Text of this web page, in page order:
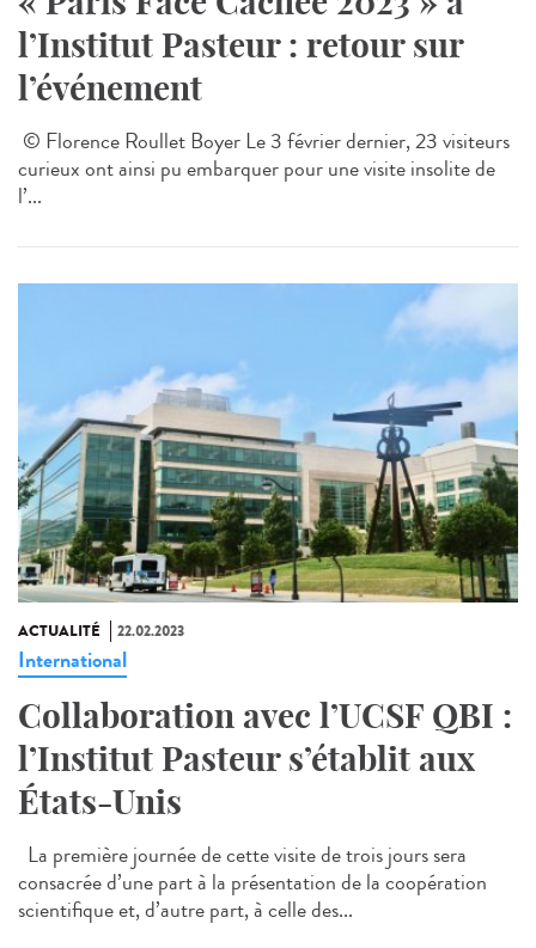
l’Institut Pasteur : retour sur
l’événement
© Florence Roullet Boyer Le 3 février dernier, 23 visiteurs
curieux ont ainsi pu embarquer pour une visite insolite de
l’...
ACTUALITÉ 22.02.2023
International
Collaboration avec l’UCSF QBI :
l’Institut Pasteur s’établit aux
États-Unis
La première journée de cette visite de trois jours sera
consacrée d’une part à la présentation de la coopération
scientifique et, d’autre part, à celle des...